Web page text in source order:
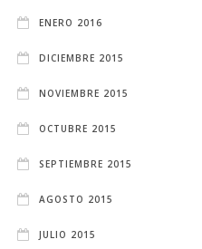
ENERO 2016
DICIEMBRE 2015
NOVIEMBRE 2015
OCTUBRE 2015
SEPTIEMBRE 2015
AGOSTO 2015
JULIO 2015